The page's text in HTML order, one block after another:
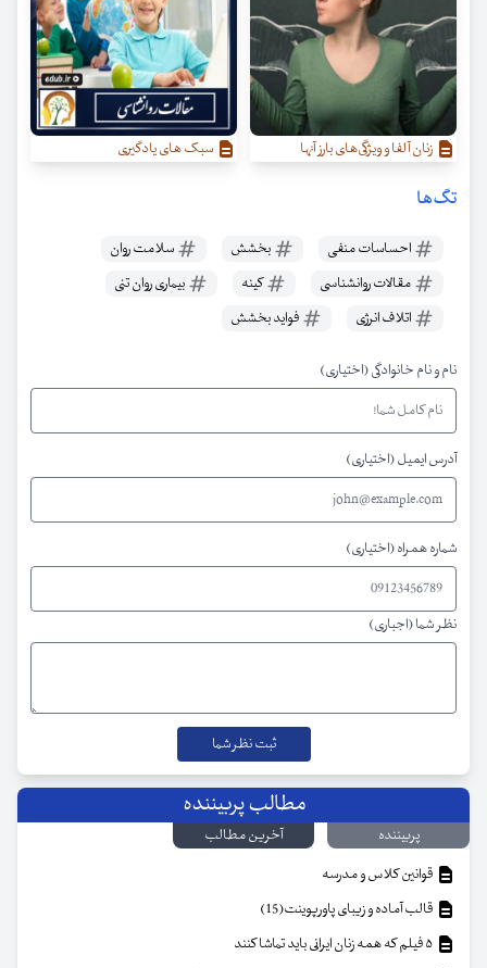
زنان آلفا و ویژگی‌‌های بارز آنها سبک های یادگیری
تگ‌ها
احساسات منفی بخشش
سلامت روان
مقالات روانشناسی
کینه
بیماری روان تنی
اتلاف انرژی
فواید بخشش
نام و نام خانوادگی (اختیاری)
آدرس ایمیل (اختیاری)
شماره همراه (اختیاری)
نظر شما (اجباری)
مطالب پربیننده
پربیننده
آخرین مطالب
قوانین کلاس و مدرسه
قالب آماده و زیبای پاورپوینت(15)